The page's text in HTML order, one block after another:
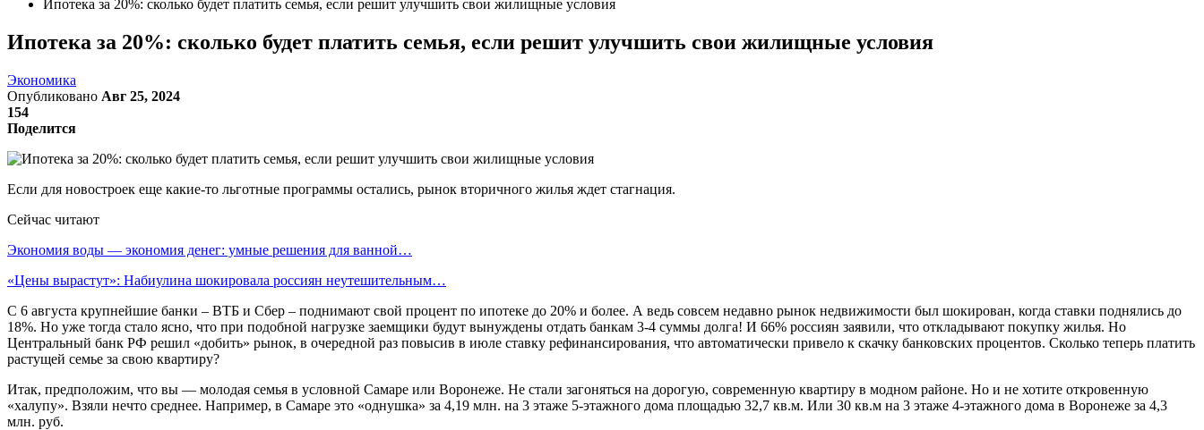
Ипотека за 20%: сколько будет платить семья, если решит улучшить свои жилищные условия
Ипотека за 20%: сколько будет платить семья, если решит улучшить свои жилищные условия
Экономика
Опубликовано Авг 25, 2024
154
Поделится
Если для новостроек еще какие-то льготные программы остались, рынок вторичного жилья ждет стагнация.
Сейчас читают
Экономия воды — экономия денег: умные решения для ванной…
«Цены вырастут»: Набиулина шокировала россиян неутешительным…
С 6 августа крупнейшие банки – ВТБ и Сбер – поднимают свой процент по ипотеке до 20% и более. А ведь совсем недавно рынок недвижимости был шокирован, когда ставки поднялись до
18%. Но уже тогда стало ясно, что при подобной нагрузке заемщики будут вынуждены отдать банкам 3-4 суммы долга! И 66% россиян заявили, что откладывают покупку жилья. Но
Центральный банк РФ решил «добить» рынок, в очередной раз повысив в июле ставку рефинансирования, что автоматически привело к скачку банковских процентов. Сколько теперь платить
растущей семье за свою квартиру?
Итак, предположим, что вы — молодая семья в условной Самаре или Воронеже. Не стали загоняться на дорогую, современную квартиру в модном районе. Но и не хотите откровенную
«халупу». Взяли нечто среднее. Например, в Самаре это «однушка» за 4,19 млн. на 3 этаже 5-этажного дома площадью 32,7 кв.м. Или 30 кв.м на 3 этаже 4-этажного дома в Воронеже за 4,3
млн. руб.